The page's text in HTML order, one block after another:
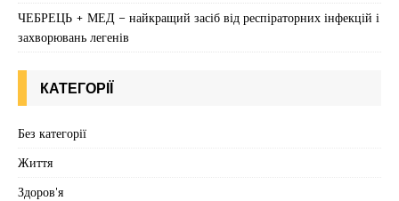
ЧЕБРЕЦЬ + МЕД – найкращий засіб від респіраторних інфекцій і
захворювань легенів
КАТЕГОРІЇ
Без категорії
Життя
Здоров'я